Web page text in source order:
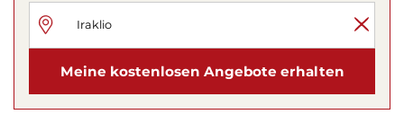
Meine kostenlosen Angebote erhalten